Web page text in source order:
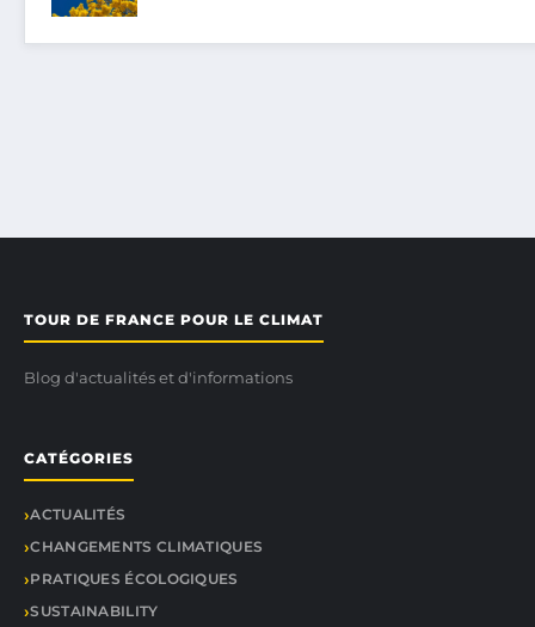
TOUR DE FRANCE POUR LE CLIMAT
Blog d'actualités et d'informations
CATÉGORIES
ACTUALITÉS
CHANGEMENTS CLIMATIQUES
PRATIQUES ÉCOLOGIQUES
SUSTAINABILITY